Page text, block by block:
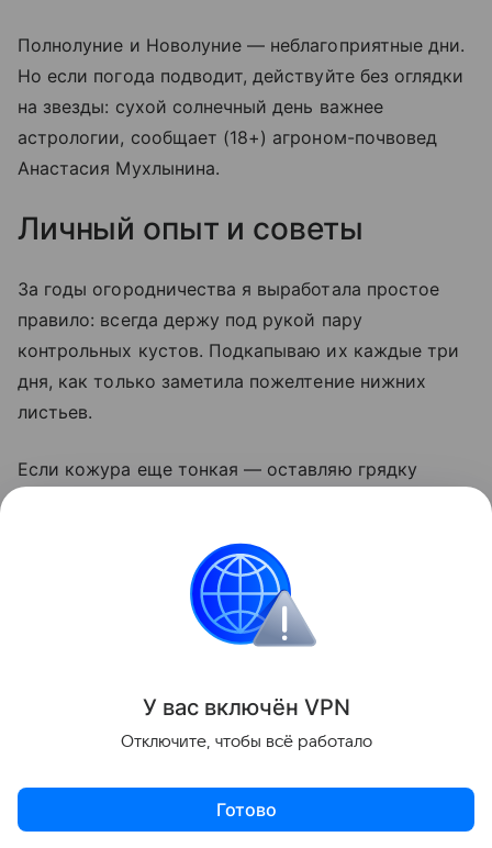
Полнолуние и Новолуние — неблагоприятные дни.
Но если погода подводит, действуйте без оглядки
на звезды: сухой солнечный день важнее
астрологии, сообщает (18+) агроном-почвовед
Анастасия Мухлынина.
Личный опыт и советы
За годы огородничества я выработала простое
правило: всегда держу под рукой пару
контрольных кустов. Подкапываю их каждые три
дня, как только заметила пожелтение нижних
листьев.
Если кожура еще тонкая — оставляю грядку
погребе. Сушка на солнце — лучший дезинфектор,
этим пренебрегать нельзя.
Актуальное Топ дня Видео Приложение
У вас включён VPN
Отключите, чтобы всё работало
Готово